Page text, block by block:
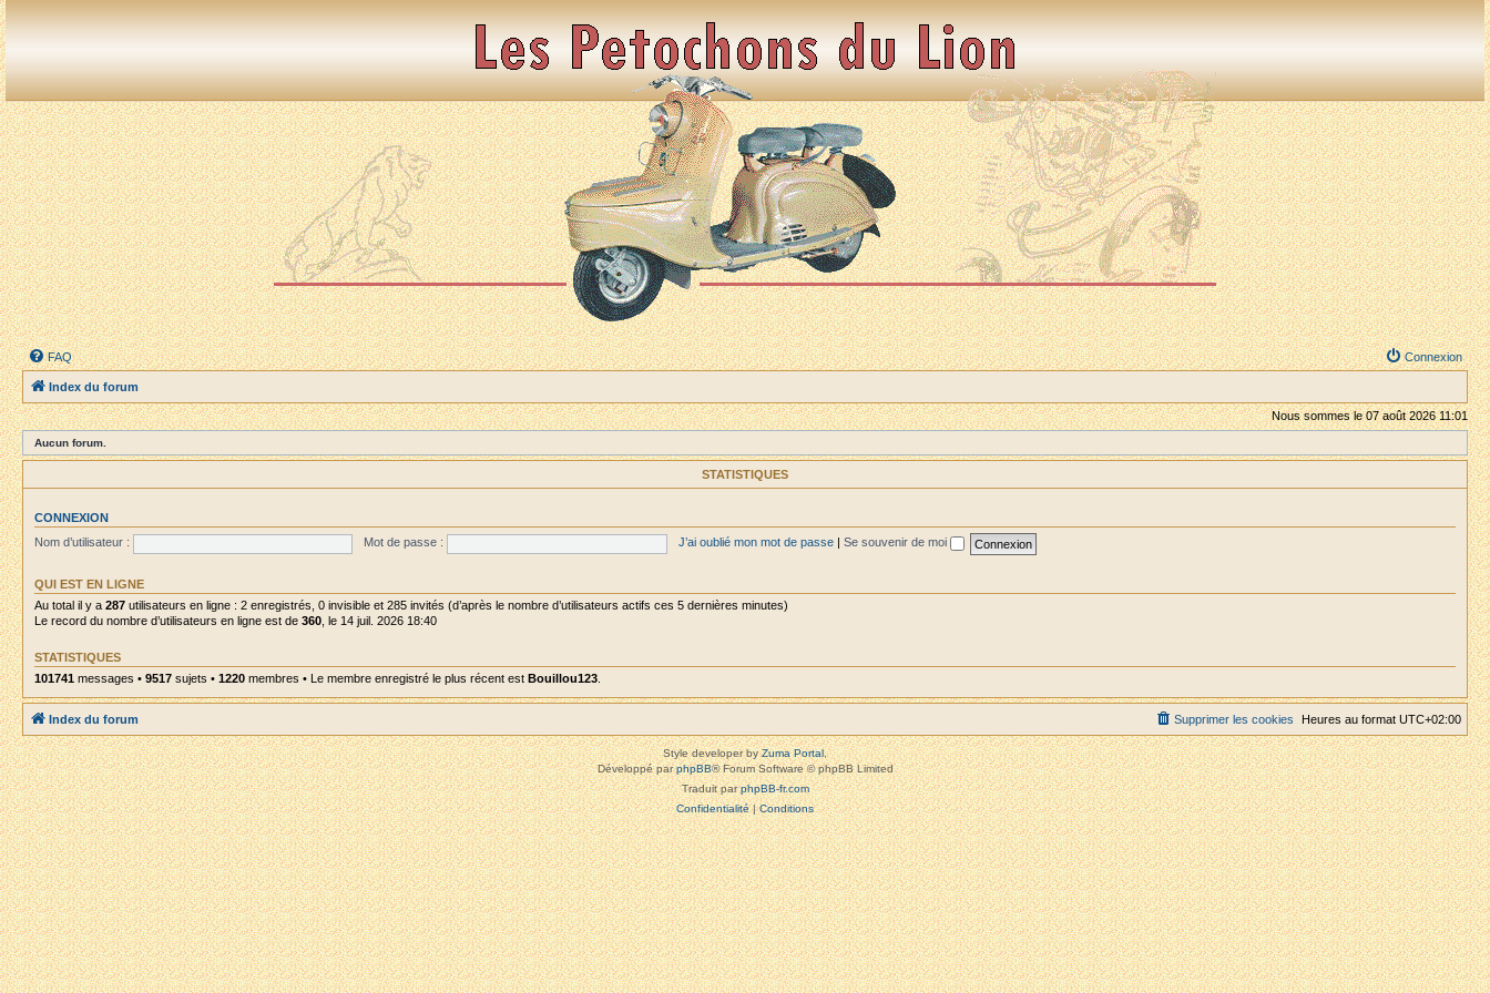
FAQ Connexion
Index du forum
Nous sommes le 07 août 2026 11:01
Aucun forum.
STATISTIQUES
CONNEXION
Nom d’utilisateur :
Mot de passe : J’ai oublié mon mot de passe Se souvenir de moi
QUI EST EN LIGNE
Au total il y a 287 utilisateurs en ligne : 2 enregistrés, 0 invisible et 285 invités (d’après le nombre d’utilisateurs actifs ces 5 dernières minutes)
Le record du nombre d’utilisateurs en ligne est de 360 , le 14 juil. 2026 18:40
STATISTIQUES
101741 messages • 9517 sujets • 1220 membres • Le membre enregistré le plus récent est Bouillou123
Index du forum Heures au format UTC+02:00
Supprimer les cookies
Style developer byZuma Portal,
Développé parphpBB® Forum Software © phpBB Limited
Traduit parphpBB-fr.com
Confidentialité|Conditions